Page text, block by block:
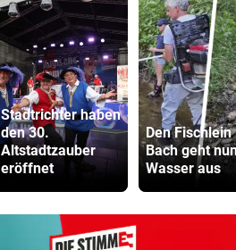
Stadtrichter haben
den 30.
Altstadtzauber
eröffnet
Den Fischlein
Bach geht
Wasser aus